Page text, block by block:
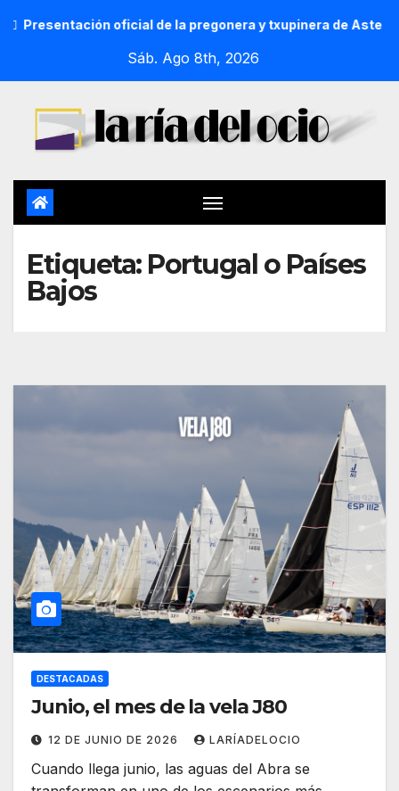
Presentación oficial de la pregonera y txupinera de Aste
Sáb. Ago 8th, 2026
Etiqueta: Portugal o Países
Bajos
DESTACADAS
Junio, el mes de la vela J80
12 DE JUNIO DE 2026 LARÍADELOCIO
Cuando llega junio, las aguas del Abra se